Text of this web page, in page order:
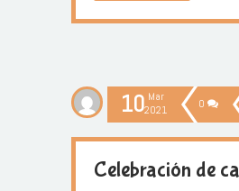
10 Mar
2021
0
Celebración de